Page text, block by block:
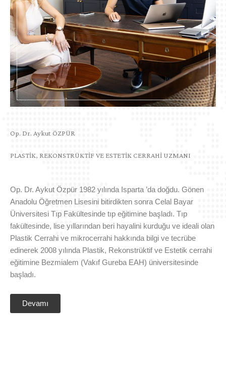
Op. Dr. Aykut ÖZPÜR
PLASTİK, REKONSTRÜKTİF VE ESTETİK CERRAHİ UZMANI
Op. Dr. Aykut Özpür 1982 yılında Isparta ’da doğdu. Gönen
Anadolu Öğretmen Lisesini bitirdikten sonra Celal Bayar
Üniversitesi Tıp Fakültesinde tıp eğitimine başladı. Tıp
fakültesinde, lise yıllarından beri hayalini kurduğu ve ideali olan
Plastik Cerrahi ve mikrocerrahi hakkında bilgi ve tecrübe
edinerek 2008 yılında Plastik, Rekonstrüktif ve Estetik cerrahi
eğitimine Bezmialem (Vakıf Gureba EAH) üniversitesinde
başladı.
Devamı